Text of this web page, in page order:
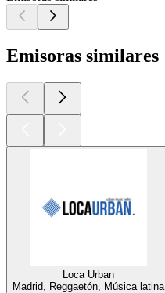
Emisoras similares
Loca Urban
Madrid, Reggaetón, Música latina